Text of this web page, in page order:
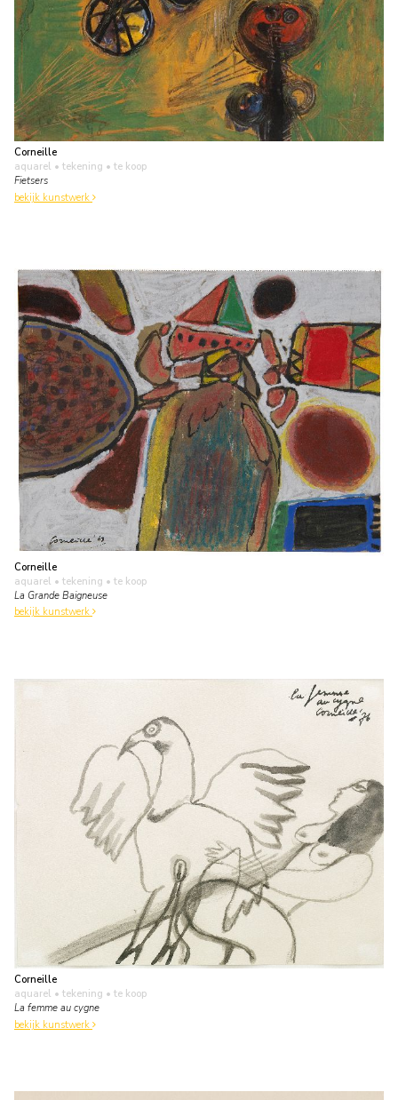
Corneille
aquarel • tekening • te koop
Fietsers
bekijk kunstwerk
Corneille
aquarel • tekening • te koop
La Grande Baigneuse
bekijk kunstwerk
Corneille
aquarel • tekening • te koop
La femme au cygne
bekijk kunstwerk